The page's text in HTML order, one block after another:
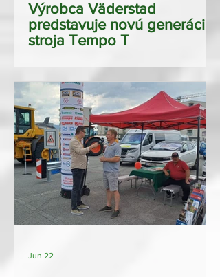
Výrobca Väderstad
predstavuje novú generáciu
stroja Tempo T
Jun 22